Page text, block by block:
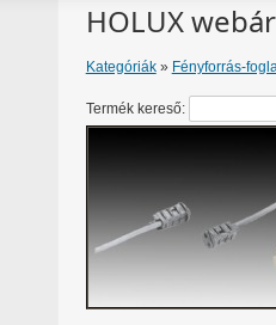
HOLUX
Kategóriák» Fényforrás-
Termék kereső: